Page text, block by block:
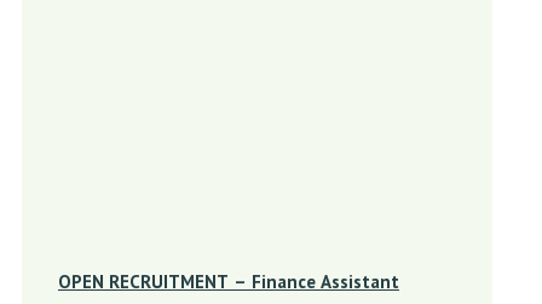
OPEN RECRUITMENT – Finance Assistant